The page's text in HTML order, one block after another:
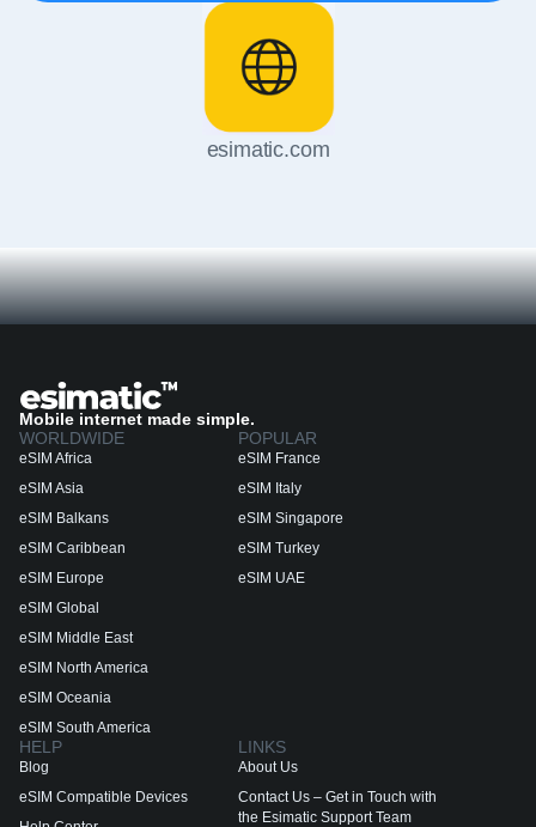
esimatic.com
Mobile internet made simple.
WORLDWIDE
eSIM Africa
eSIM Asia
eSIM Balkans
eSIM Caribbean
eSIM Europe
eSIM Global
eSIM Middle East
eSIM North America
eSIM Oceania
eSIM South America
POPULAR
eSIM France
eSIM Italy
eSIM Singapore
eSIM Turkey
eSIM UAE
HELP
Blog
eSIM Compatible Devices
LINKS
About Us
Contact Us – Get in Touch with
the Esimatic Support Team